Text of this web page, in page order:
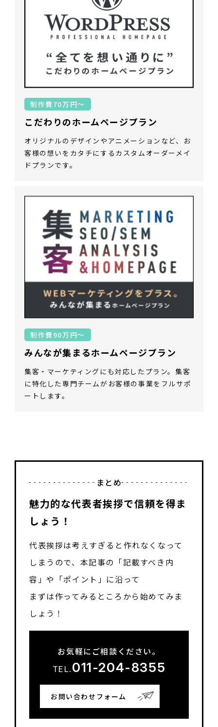
制作費70万円～
こだわりのホームページプラン
オリジナルのデザインやアニメーションなど、お
客様の想いをカタチにするカスタムオーダーメイ
ドプランです。
制作費90万円～
みんなが集まるホームページプラン
集客・マーケティングにも対応したプラン。集客
に特化した専門チームがお客様の事業をフルサポ
ートします。
まとめ
魅力的な代表者挨拶で信頼を得ま
しょう！
代表挨拶は考えすぎると作れなくなって
しまうので、本記事の「記載すべき内
容」や「ポイント」に沿って
まずは作ってみるところから始めてみま
しょう！
お気軽にご相談ください。
TEL. 011-204-8355
お問い合わせフォーム